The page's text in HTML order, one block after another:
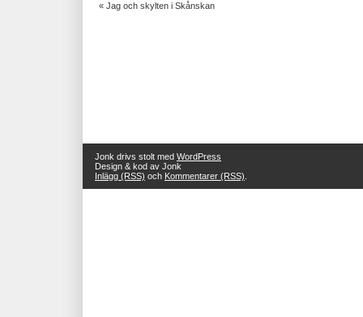
« Jag och skylten i Skånskan
Jonk drivs stolt med WordPress
Design & kod av Jonk
Inlägg (RSS) och Kommentarer (RSS)